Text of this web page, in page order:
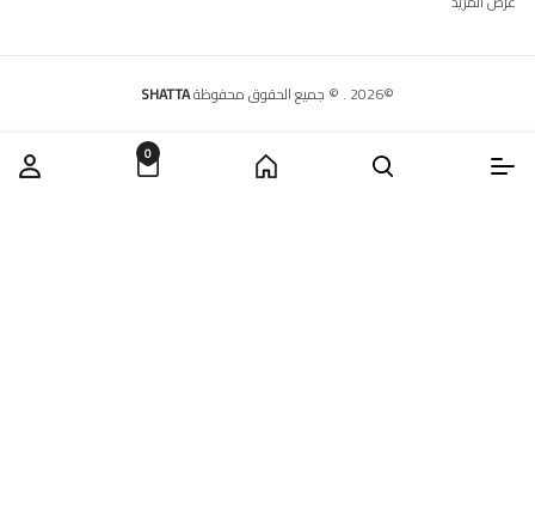
©
2026
. © جميع الحقوق محفوظةSHATTA
0